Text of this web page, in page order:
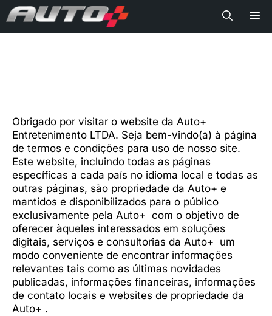
Obrigado por visitar o website da Auto+
Entretenimento LTDA. Seja bem-vindo(a) à página
de termos e condições para uso de nosso site.
Este website, incluindo todas as páginas
específicas a cada país no idioma local e todas as
outras páginas, são propriedade da Auto+ e
mantidos e disponibilizados para o público
exclusivamente pela Auto+ com o objetivo de
oferecer àqueles interessados em soluções
digitais, serviços e consultorias da Auto+ um
modo conveniente de encontrar informações
relevantes tais como as últimas novidades
publicadas, informações financeiras, informações
de contato locais e websites de propriedade da
Auto+ .